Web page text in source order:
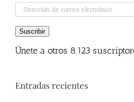
Dirección
de
correo
electrónico
Suscribir
Únete a otros 8.123
Entradas recientes